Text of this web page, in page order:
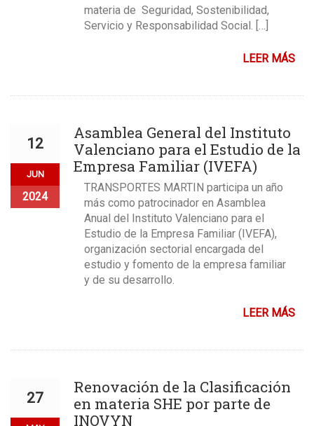
materia de Seguridad, Sostenibilidad,
Servicio y Responsabilidad Social. […]
LEER MÁS
12
JUN
2024
Asamblea General del Instituto
Valenciano para el Estudio de la
Empresa Familiar (IVEFA)
TRANSPORTES MARTIN participa un año
más como patrocinador en Asamblea
Anual del Instituto Valenciano para el
Estudio de la Empresa Familiar (IVEFA),
organización sectorial encargada del
estudio y fomento de la empresa familiar
y de su desarrollo.
LEER MÁS
27
Renovación de la Clasificación
en materia SHE por parte de
INOVYN